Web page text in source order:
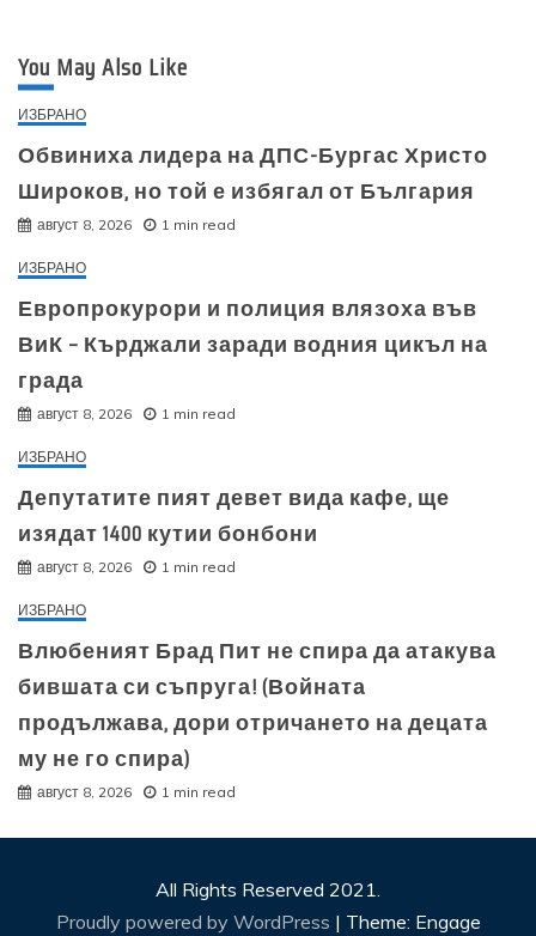
You May Also Like
ИЗБРАНО
Обвиниха лидера на ДПС-Бургас Христо
Широков, но той е избягал от България
август 8, 2026 1 min read
ИЗБРАНО
Европрокурори и полиция влязоха във
ВиК – Кърджали заради водния цикъл на
града
август 8, 2026 1 min read
ИЗБРАНО
Депутатите пият девет вида кафе, ще
изядат 1400 кутии бонбони
август 8, 2026 1 min read
ИЗБРАНО
Влюбеният Брад Пит не спира да атакува
бившата си съпруга! (Войната
продължава, дори отричането на децата
му не го спира)
август 8, 2026 1 min read
All Rights Reserved 2021.
Proudly powered by WordPress | Theme: Engage